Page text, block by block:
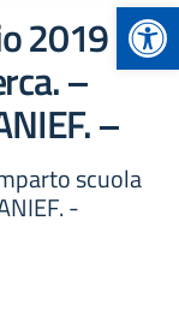
2019
–
–
scuola
-